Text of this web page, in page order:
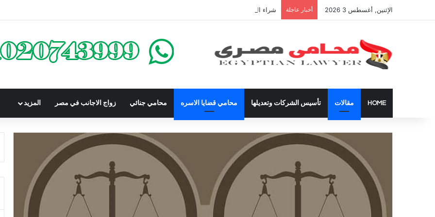
الإثنين, أغسطس 3 2026 أخبار عاجلة شراء العقارات داخل الكومباوندات تحت الإنشاء | أهم البنود التي تحمي المشتري في القانون المصري
HOME مقالات تأسيس الشركات وتعديلها محامي قضايا الاسره محامي جنائي زواج الاجانب في مصر المزيد